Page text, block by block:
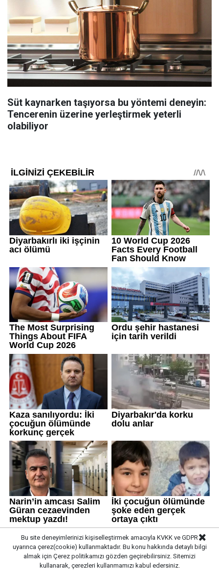
Süt kaynarken taşıyorsa bu yöntemi deneyin:
Tencerenin üzerine yerleştirmek yeterli
olabiliyor
Gazete Pencere © 2019
Bu site deneyimlerinizi kişiselleştirmek amacıyla KVKK ve GDPR
uyarınca çerez(cookie) kullanmaktadır. Bu konu hakkında detaylı bilgi
almak için Çerez politikamızı gözden geçirebilirsiniz. Sitemizi
kullanarak, çerezleri kullanmamızı kabul edersiniz.